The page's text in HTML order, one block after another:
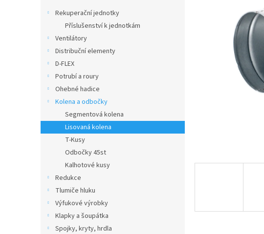
Rekuperační jednotky
Příslušenství k jednotkám
Ventilátory
Distribuční elementy
D-FLEX
Potrubí a roury
Ohebné hadice
Kolena a odbočky
Segmentová kolena
Lisovaná kolena
T-Kusy
Odbočky 45st
Kalhotové kusy
Redukce
Tlumiče hluku
Výfukové výrobky
Klapky a šoupátka
Spojky, kryty, hrdla